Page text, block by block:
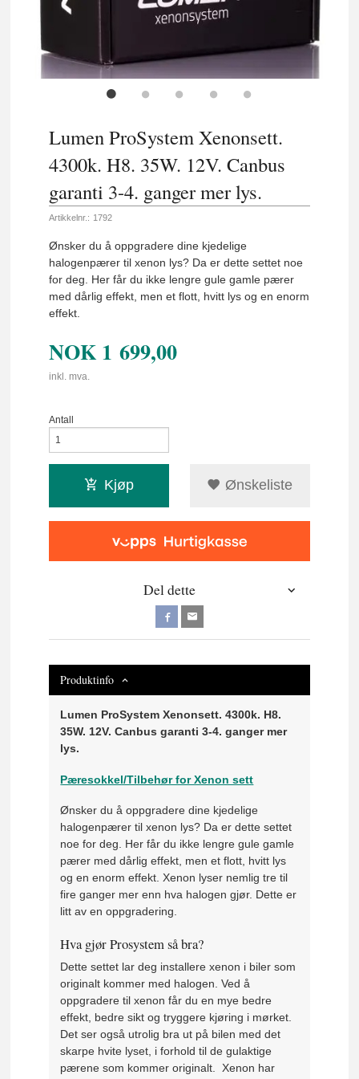
Lumen ProSystem Xenonsett.
4300k. H8. 35W. 12V. Canbus
garanti 3-4. ganger mer lys.
Artikkelnr.: 1792
Ønsker du å oppgradere dine kjedelige
halogenpærer til xenon lys? Da er dette settet noe
for deg. Her får du ikke lengre gule gamle pærer
med dårlig effekt, men et flott, hvitt lys og en enorm
effekt.
NOK 1 699,00
inkl. mva.
Antall
Kjøp Ønskeliste
Del dette
Produktinfo
Lumen ProSystem Xenonsett. 4300k. H8.
35W. 12V. Canbus garanti 3-4. ganger mer
lys.
Pæresokkel/Tilbehør for Xenon sett
Ønsker du å oppgradere dine kjedelige
halogenpærer til xenon lys? Da er dette settet
noe for deg. Her får du ikke lengre gule gamle
pærer med dårlig effekt, men et flott, hvitt lys
og en enorm effekt. Xenon lyser nemlig tre til
fire ganger mer enn hva halogen gjør. Dette er
litt av en oppgradering.
Hva gjør Prosystem så bra?
Dette settet lar deg installere xenon i biler som
originalt kommer med halogen. Ved å
oppgradere til xenon får du en mye bedre
effekt, bedre sikt og tryggere kjøring i mørket.
Det ser også utrolig bra ut på bilen med det
skarpe hvite lyset, i forhold til de gulaktige
pærene som kommer originalt. Xenon har